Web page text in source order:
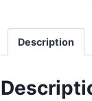
Description